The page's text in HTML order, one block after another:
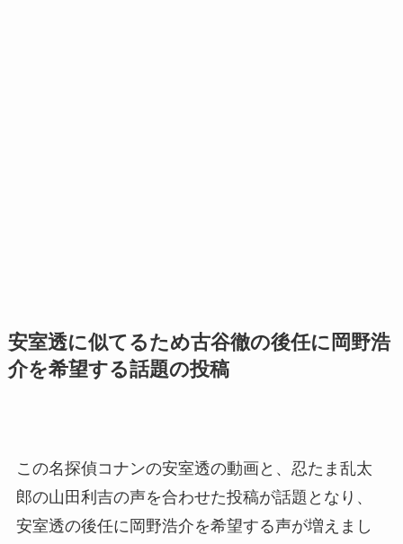
安室透に似てるため古谷徹の後任に岡野浩
介を希望する話題の投稿
この名探偵コナンの安室透の動画と、忍たま乱太
郎の山田利吉の声を合わせた投稿が話題となり、
安室透の後任に岡野浩介を希望する声が増えまし